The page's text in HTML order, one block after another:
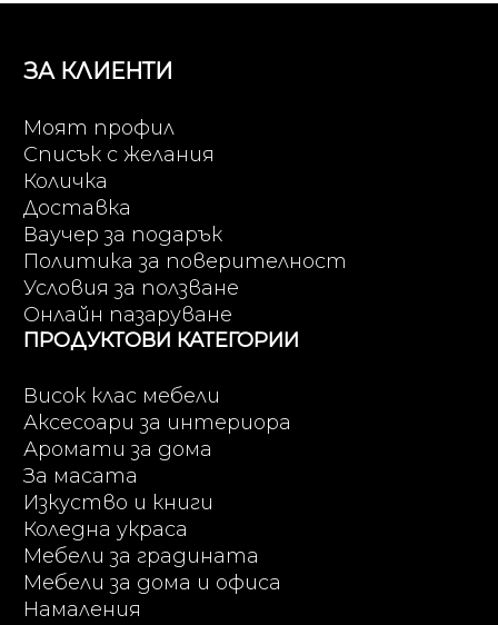
ЗА КЛИЕНТИ
Моят профил
Списък с желания
Количка
Доставка
Ваучер за подарък
Политика за поверителност
Условия за ползване
Онлайн пазаруване
ПРОДУКТОВИ КАТЕГОРИИ
Висок клас мебели
Аксесоари за интериора
Аромати за дома
За масата
Изкуство и книги
Коледна украса
Мебели за градината
Мебели за дома и офиса
Намаления